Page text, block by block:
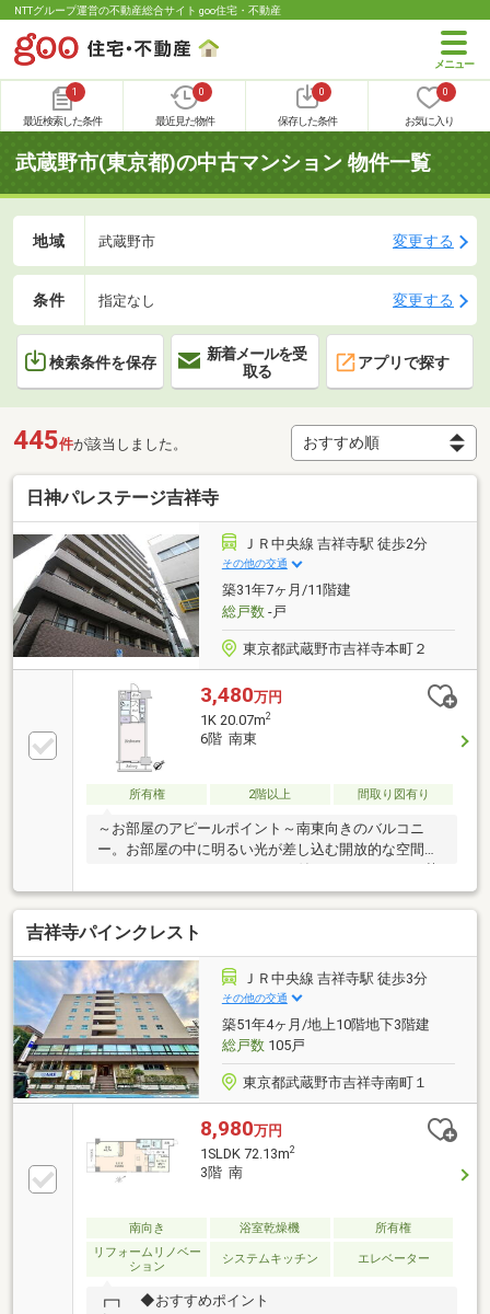
NTTグループ運営の不動産総合サイト goo住宅・不動産
1
最近検索した条件
0
最近見た物件
0
保存した条件
0
お気に入り
武蔵野市(東京都)の中古マンション 物件一覧
地域 武蔵野市 変更する
条件 指定なし 変更する
検索条件を保存
新着メールを受
取る
アプリで探す
445件が該当しました。
日神パレステージ吉祥寺
ＪＲ中央線 吉祥寺駅 徒歩2分
その他の交通
築31年7ヶ月/11階建
総戸数-戸
東京都武蔵野市吉祥寺本町２
3,480万円
1K 20.07m2
6階 南東
所有権 2階以上 間取り図有り
～お部屋のアピールポイント～南東向きのバルコニ
ー。お部屋の中に明るい光が差し込む開放的な空間と
なっております。クロゼットも付いているため、お荷
物の収納もご安心いただけます。～２路線利用可能～
２路線を利用でき、高い利便性を誇る「吉祥寺」駅に
徒歩2分でアクセスできる立地が魅力です。
吉祥寺パインクレスト
ＪＲ中央線 吉祥寺駅 徒歩3分
その他の交通
築51年4ヶ月/地上10階地下3階建
総戸数105戸
東京都武蔵野市吉祥寺南町１
8,980万円
1SLDK 72.13m2
3階 南
南向き 浴室乾燥機
所有権
リフォームリノベー
ション
システムキッチン エレベーター
┏┓ ◆おすすめポイント